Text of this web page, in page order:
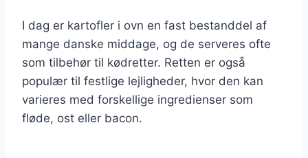
I dag er kartofler i ovn en fast bestanddel af
mange danske middage, og de serveres ofte
som tilbehør til kødretter. Retten er også
populær til festlige lejligheder, hvor den kan
varieres med forskellige ingredienser som
fløde, ost eller bacon.